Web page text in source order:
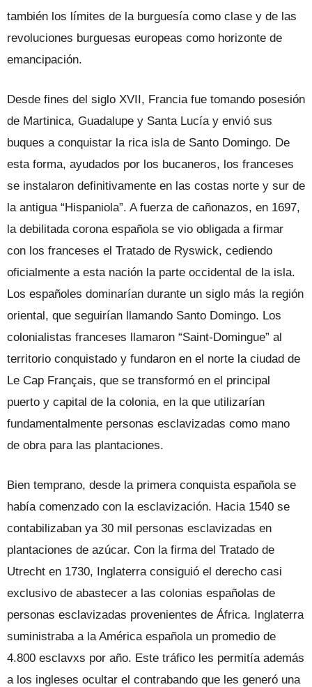
también los límites de la burguesía como clase y de las
revoluciones burguesas europeas como horizonte de
emancipación.
Desde fines del siglo XVII, Francia fue tomando posesión
de Martinica, Guadalupe y Santa Lucía y envió sus
buques a conquistar la rica isla de Santo Domingo. De
esta forma, ayudados por los bucaneros, los franceses
se instalaron definitivamente en las costas norte y sur de
la antigua “Hispaniola”. A fuerza de cañonazos, en 1697,
la debilitada corona española se vio obligada a firmar
con los franceses el Tratado de Ryswick, cediendo
oficialmente a esta nación la parte occidental de la isla.
Los españoles dominarían durante un siglo más la región
oriental, que seguirían llamando Santo Domingo. Los
colonialistas franceses llamaron “Saint-Domingue” al
territorio conquistado y fundaron en el norte la ciudad de
Le Cap Français, que se transformó en el principal
puerto y capital de la colonia, en la que utilizarían
fundamentalmente personas esclavizadas como mano
de obra para las plantaciones.
Bien temprano, desde la primera conquista española se
había comenzado con la esclavización. Hacia 1540 se
contabilizaban ya 30 mil personas esclavizadas en
plantaciones de azúcar. Con la firma del Tratado de
Utrecht en 1730, Inglaterra consiguió el derecho casi
exclusivo de abastecer a las colonias españolas de
personas esclavizadas provenientes de África. Inglaterra
suministraba a la América española un promedio de
4.800 esclavxs por año. Este tráfico les permitía además
a los ingleses ocultar el contrabando que les generó una